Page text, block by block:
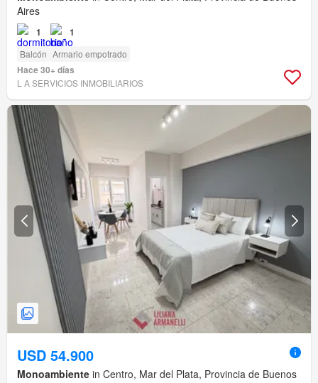
Aires
1 1
Balcón Armario empotrado
Hace 30+ días
L A SERVICIOS INMOBILIARIOS
USD 54.900
Monoambiente in Centro, Mar del Plata, Provincia de Buenos